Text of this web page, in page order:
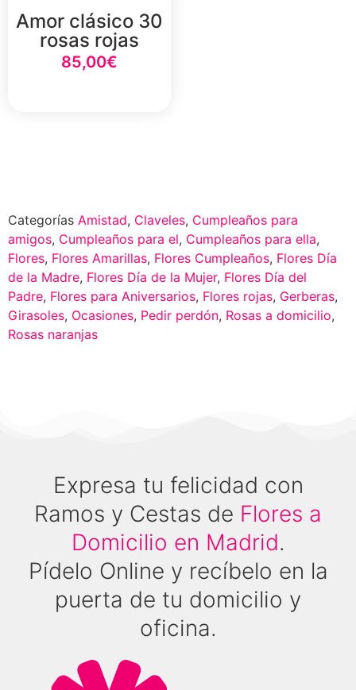
Amor clásico 30
rosas rojas
85,00€
Categorías Amistad, Claveles, Cumpleaños para
amigos, Cumpleaños para el, Cumpleaños para ella,
Flores, Flores Amarillas, Flores Cumpleaños, Flores Día
de la Madre, Flores Día de la Mujer, Flores Día del
Padre, Flores para Aniversarios, Flores rojas, Gerberas,
Girasoles, Ocasiones, Pedir perdón, Rosas a domicilio,
Rosas naranjas
Expresa tu felicidad con
Ramos y Cestas de Flores a
Domicilio en Madrid.
Pídelo Online y recíbelo en la
puerta de tu domicilio y
oficina.